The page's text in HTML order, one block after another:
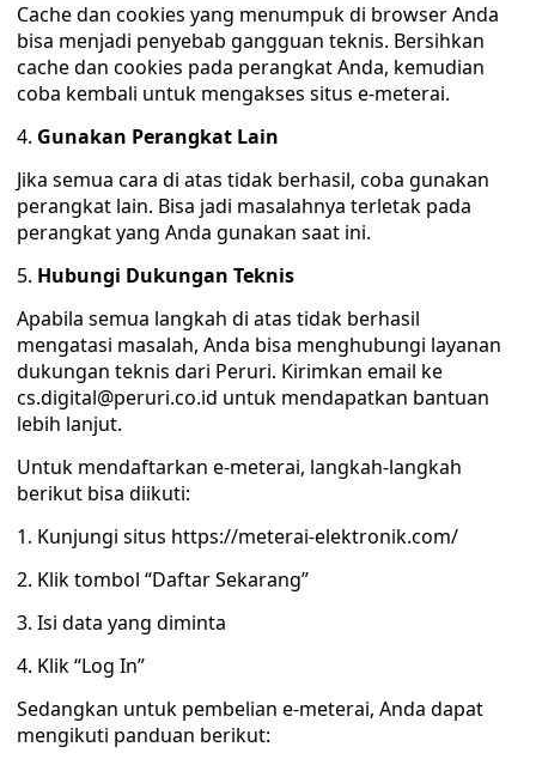
Cache dan cookies yang menumpuk di browser Anda
bisa menjadi penyebab gangguan teknis. Bersihkan
cache dan cookies pada perangkat Anda, kemudian
coba kembali untuk mengakses situs e-meterai.
4. Gunakan Perangkat Lain
Jika semua cara di atas tidak berhasil, coba gunakan
perangkat lain. Bisa jadi masalahnya terletak pada
perangkat yang Anda gunakan saat ini.
5. Hubungi Dukungan Teknis
Apabila semua langkah di atas tidak berhasil
mengatasi masalah, Anda bisa menghubungi layanan
dukungan teknis dari Peruri. Kirimkan email ke
cs.digital@peruri.co.id untuk mendapatkan bantuan
lebih lanjut.
Untuk mendaftarkan e-meterai, langkah-langkah
berikut bisa diikuti:
1. Kunjungi situs https://meterai-elektronik.com/
2. Klik tombol “Daftar Sekarang”
3. Isi data yang diminta
4. Klik “Log In”
Sedangkan untuk pembelian e-meterai, Anda dapat
mengikuti panduan berikut: